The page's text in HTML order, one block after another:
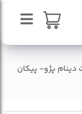
دینام پژو- پیکان